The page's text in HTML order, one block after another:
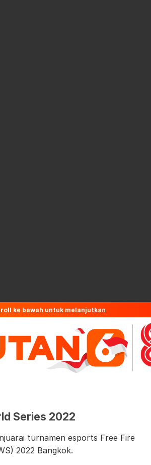
ke bawah untuk melanjutkan
Series 2022
turnamen esports Free Fire
2022 Bangkok.